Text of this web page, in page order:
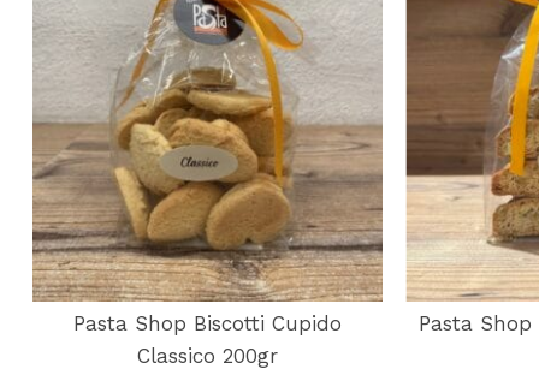
Pasta Shop Biscotti Cupido
Classico 200gr
Pasta